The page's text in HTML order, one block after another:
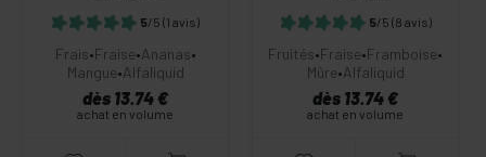
5/5 (1 avis)
Frais•Fraise•Ananas•
Mangue•Alfaliquid
dès 13.74 €
achat en volume
5/5 (8 avis)
Fruités•Fraise•Framboise•
Mûre•Alfaliquid
dès 13.74 €
achat en volume